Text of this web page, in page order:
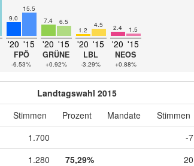
9.0
15.5
'20 '15
FPÖ
-6.53%
7.4 6.5
'20 '15
GRÜNE
+0.92%
1.2
4.5
'20 '15
LBL
-3.29%
2.4 1.5
'20 '15
NEOS
+0.88%
Landtagswahl 2015
Stimmen Prozent Mandate Stimmen
1.700
-7
1.280 75,29% 20